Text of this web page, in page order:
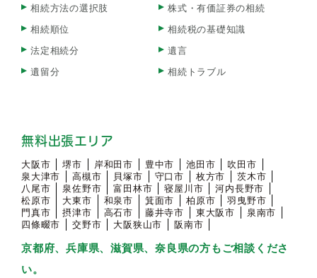
相続方法の選択肢
相続順位
法定相続分
遺留分
株式・有価証券の相続
相続税の基礎知識
遺言
相続トラブル
無料出張エリア
大阪市 堺市 岸和田市 豊中市 池田市
吹田市
泉大津市
高槻市 貝塚市 守口市 枚方市
茨木市
八尾市
泉佐野市 富田林市 寝屋川市
河内長野市
松原市
大東市 和泉市 箕面市 柏原市
羽曳野市
門真市
摂津市 高石市 藤井寺市 東大阪市
泉南市
四條畷市
交野市 大阪狭山市 阪南市
京都府、兵庫県、滋賀県、奈良県の方もご相談くださ
い。